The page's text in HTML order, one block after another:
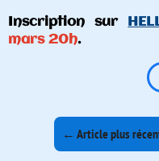
Inscription sur
mars 20h.
← Article plus